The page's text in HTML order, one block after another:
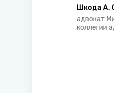
покупки доли в
помещении,
Шкода А.
адвокат
коллегии